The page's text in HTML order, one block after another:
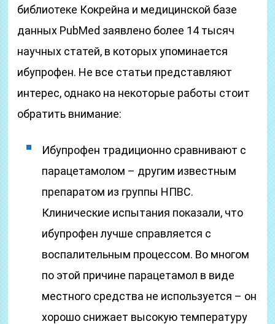
библиотеке Кокрейна и медицинской базе
данных PubMed заявлено более 14 тысяч
научных статей, в которых упоминается
ибупрофен. Не все статьи представляют
интерес, однако на некоторые работы стоит
обратить внимание:
Ибупрофен традиционно сравнивают с
парацетамолом – другим известным
препаратом из группы НПВС.
Клинические испытания показали, что
ибупрофен лучше справляется с
воспалительным процессом. Во многом
по этой причине парацетамол в виде
местного средства не используется – он
хорошо снижает высокую температуру